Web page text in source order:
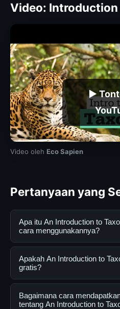
Video:
▶
Video oleh Eco Sapien
Pertanyaan yang
Apa itu An Introduction to
cara menggunakannya?
An Introduction to Taxonomy
yang dirancang untuk
mendapatkan informasi
dapat menggunakannya
resmi dan mengikuti panduan
Apakah An Introduction to
gratis?
Ya, An Introduction to
secara gratis oleh semua
Bagaimana cara
tentang An Introduction to